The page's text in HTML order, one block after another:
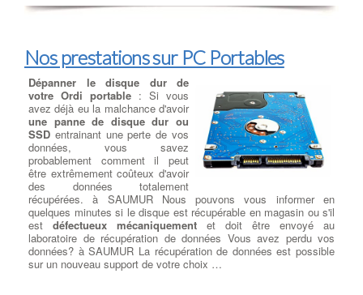
Récuperation de donnees
panne de disque dur ou de SSD
entraînant une perte de vos
données, vous savez à quel point
il peut être coûteux de les
récupérer intégralement. à SAUMUR Nous pouvons vous aider
en évaluant en quelques minutes si votre disque est récupérable
en magasin ou s'il présente une défaillance mécanique
nécessitant son envoi à un laboratoire spécialisé dans la
récupération de données. Vous pensez avez perdu vos données
? La récupération totale ou partielle de données est possible à
SAUMUR.
Suppression de virus et logiciels
malveillants
Nettoyage de votre ordinateur -
Nos prestations sur PC Portables
Dépanner le disque dur de
votre Ordi portable : Si vous
avez déjà eu la malchance d'avoir
une panne de disque dur ou
SSD entrainant une perte de vos
données, vous savez
probablement comment il peut
être extrêmement coûteux d'avoir
des données totalement
récupérées. à SAUMUR Nous pouvons vous informer en
quelques minutes si le disque est récupérable en magasin ou s'il
est défectueux mécaniquement et doit être envoyé au
laboratoire de récupération de données Vous avez perdu vos
données? à SAUMUR La récupération de données est possible
sur un nouveau support de votre choix …